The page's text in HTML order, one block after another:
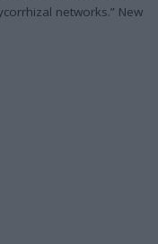
networks.” New